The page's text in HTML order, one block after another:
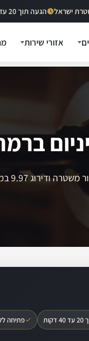
ישראל הגעה תוך 20 עד 40 דקות
אזורי שירות
9.97 במידרג
פתיחה